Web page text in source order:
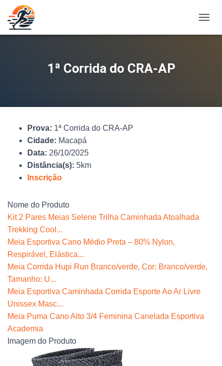
L
1ª Corrida do CRA-AP
Prova: 1ª Corrida do CRA-AP
Cidade: Macapá
Data: 26/10/2025
Distância(s): 5km
Inscrição
Nome do Produto
Kit 2 Pares Meias Selene Trilha Caminhada Atoalhada
Trekking Cool...
Meia Esportiva Cano Médio Preta – 80% Nylon,
Respirável, Elástica...
Meia Corrida Hupi Run Branco/verde, Cor: Branco/verde,
Tamanho: U...
Meia Esportiva Caminhada Corrida Esporte Ao Ar Livre
Unissex Masc...
Meia Puma Cano Alto 3/4 Feminina Canelada Esportiva
Academia
Imagem do Produto